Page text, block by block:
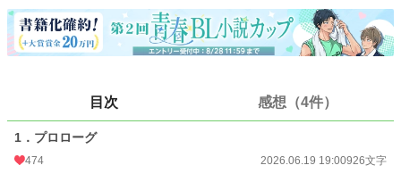
文字数 16,195
更新日時 2026.06.29 20:06
9,924 pt (990 位)
月間ポイント 55,685 pt (766 位)
年間ポイント
目次 感想（4件）
1．プロローグ
474 2026.06.19 19:00926文字